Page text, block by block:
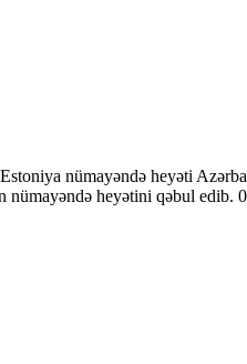
nümayəndə heyəti
nümayəndə heyətini qəbul edib.